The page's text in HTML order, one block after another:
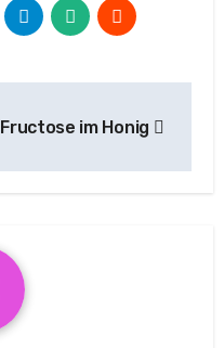
Fructose im Honig